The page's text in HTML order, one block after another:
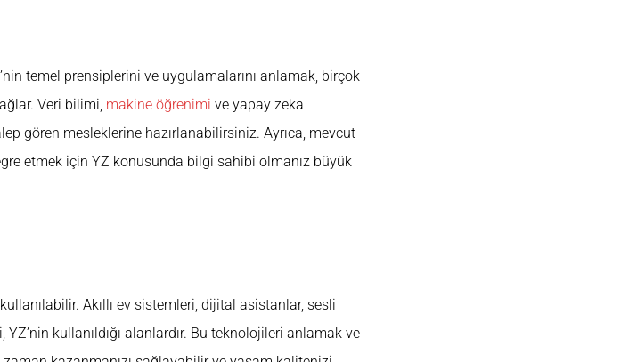
temel prensiplerini ve uygulamalarını anlamak, birçok
Veri bilimi, makine öğrenimi ve yapay zeka
gören mesleklerine hazırlanabilirsiniz. Ayrıca, mevcut
etmek için YZ konusunda bilgi sahibi olmanız büyük
Akıllı ev sistemleri, dijital asistanlar, sesli
kullanıldığı alanlardır. Bu teknolojileri anlamak ve